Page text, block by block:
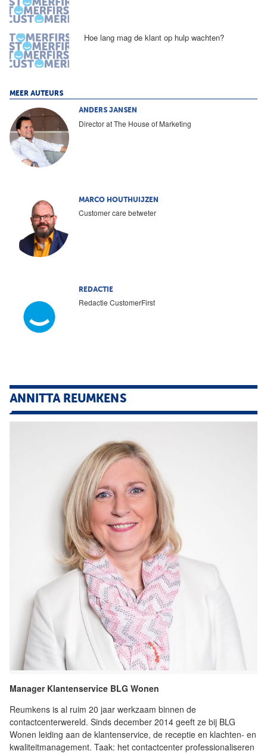
ANNITTA REUMKENS
Manager Klantenservice BLG Wonen
Reumkens is al ruim 20 jaar werkzaam binnen de
contactcenterwereld. Sinds december 2014 geeft ze bij BLG
Wonen leiding aan de klantenservice, de receptie en klachten- en
kwaliteitmanagement. Taak: het contactcenter professionaliseren
Hoe lang mag de klant op hulp wachten?
MEER AUTEURS
ANDERS JANSEN
Director at The House of Marketing
MARCO HOUTHUIJZEN
Customer care betweter
REDACTIE
Redactie CustomerFirst